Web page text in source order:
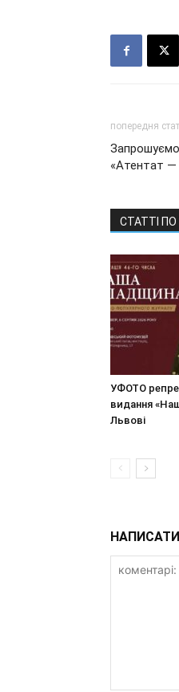
попередня
«Атентат —
СТАТТІ ПО
УФОТО
видання
Львові